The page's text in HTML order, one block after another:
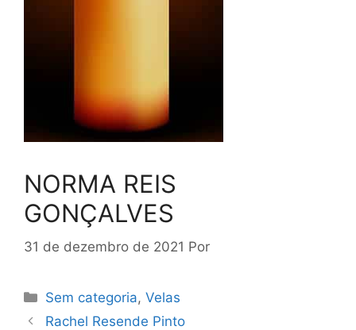
NORMA REIS
GONÇALVES
31 de dezembro de 2021 Por
Sem categoria,Velas
Rachel Resende Pinto